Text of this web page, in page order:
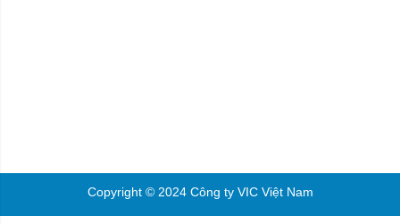
Copyright © 2024 Công ty VIC Việt Nam